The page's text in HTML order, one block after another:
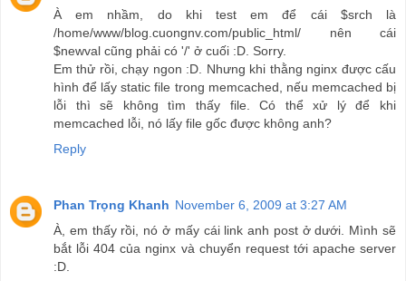
À em nhầm, do khi test em để cái $srch là
/home/www/blog.cuongnv.com/public_html/ nên cái
$newval cũng phải có '/' ở cuối :D. Sorry.
Em thử rồi, chạy ngon :D. Nhưng khi thằng nginx được cấu
hình để lấy static file trong memcached, nếu memcached bị
lỗi thì sẽ không tìm thấy file. Có thể xử lý để khi
memcached lỗi, nó lấy file gốc được không anh?
Reply
Phan Trọng Khanh November 6, 2009 at 3:27 AM
À, em thấy rồi, nó ở mấy cái link anh post ở dưới. Mình sẽ
bắt lỗi 404 của nginx và chuyển request tới apache server
:D.